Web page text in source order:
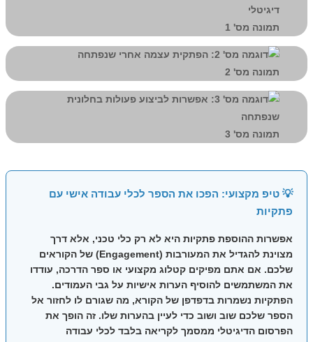
תמונה מס' 1
תמונה מס' 2
תמונה מס' 3
💡 טיפ מקצועי: הפכו את הספר לכלי עבודה אישי עם
פתקיות
אפשרות ההוספת פתקיות היא לא רק כלי טכני, אלא דרך
מצוינת להגדיל את המעורבות (Engagement) של הקוראים
שלכם. אם אתם מפיקים קטלוג מקצועי או ספר הדרכה, עודדו
את המשתמשים להוסיף הערות אישיות על גבי העמודים.
הפתקיות נשמרות בדפדפן של הקורא, מה שגורם לו לחזור אל
הספר שלכם שוב ושוב כדי לעיין בהערות שלו. זה הופך את
הפרסום הדיגיטלי ממסמך לקריאה בלבד לכלי עבודה